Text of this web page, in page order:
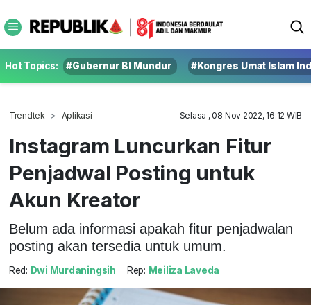
Hot Topics: #Gubernur BI Mundur #Kongres Umat Islam
Trendtek Aplikasi Selasa , 08 Nov 2022, 16:12 WIB
Instagram Luncurkan Fitur
Penjadwal Posting untuk
Akun Kreator
Belum ada informasi apakah fitur penjadwalan
posting akan tersedia untuk umum.
Red: Dwi Murdaningsih Rep: Meiliza Laveda